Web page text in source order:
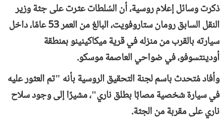
ذكرت وسائل إعلام روسية، أن السُلطات عثرت على جثة وزير
النقل السابق رومان ستاروفويت، البالغ من العمر 53 عامًا، داخل
سيارته بالقرب من منزله في قرية ميكاكينينو بمنطقة
أودينتسوفو، في ضواحي العاصمة موسكو.
وأفاد مُتحدث باسم لجنة التحقيق الروسية بأنه "تم العثور عليه
في سيارة شخصية مصابًا بطلق ناري"، مشيرًا إلى وجود سلاح
ناري على مقربة من الجثة.